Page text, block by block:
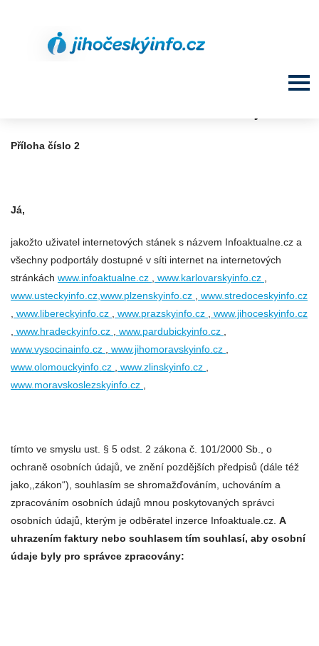
Příloha číslo 2
Já,
jakožto uživatel internetových stánek s názvem Infoaktualne.cz a
všechny podportály dostupné v síti internet na internetových
stránkách www.infoaktualne.cz www.karlovarskyinfo.cz
www.usteckyinfo.cz,www.plzenskyinfo.cz
www.stredoceskyinfo.cz
www.libereckyinfo.cz www.prazskyinfo.cz
www.jihoceskyinfo.cz
www.hradeckyinfo.cz www.pardubickyinfo.cz
www.vysocinainfo.cz
www.jihomoravskyinfo.cz
www.olomouckyinfo.cz
www.zlinskyinfo.cz
www.moravskoslezskyinfo.cz
tímto ve smyslu ust. § 5 odst. 2 zákona č. 101/2000 Sb., o
ochraně osobních údajů, ve znění pozdějších předpisů (dále též
jako,,zákon“), souhlasím se shromažďováním, uchováním a
zpracováním osobních údajů mnou poskytovaných správci
osobních údajů, kterým je odběratel inzerce Infoaktuale.cz. A
uhrazením faktury nebo souhlasem tím souhlasí, aby osobní
údaje byly pro správce zpracovány: